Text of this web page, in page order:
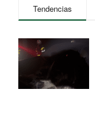
Tendencias